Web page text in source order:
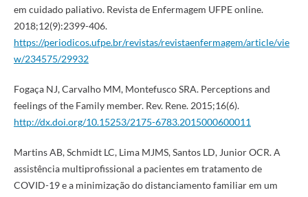
em cuidado paliativo. Revista de Enfermagem UFPE online.
2018;12(9):2399-406.
https://periodicos.ufpe.br/revistas/revistaenfermagem/article/vie
w/234575/29932
Fogaça NJ, Carvalho MM, Montefusco SRA. Perceptions and
feelings of the Family member. Rev. Rene. 2015;16(6).
http://dx.doi.org/10.15253/2175-6783.2015000600011
Martins AB, Schmidt LC, Lima MJMS, Santos LD, Junior OCR. A
assistência multiprofissional a pacientes em tratamento de
COVID-19 e a minimização do distanciamento familiar em um